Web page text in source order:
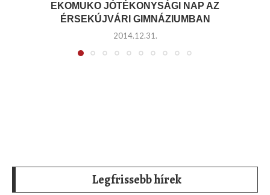
EKOMUKO JÓTÉKONYSÁGI NAP AZ
ÉRSEKÚJVÁRI GIMNÁZIUMBAN
2014.12.31.
Legfrissebb hírek